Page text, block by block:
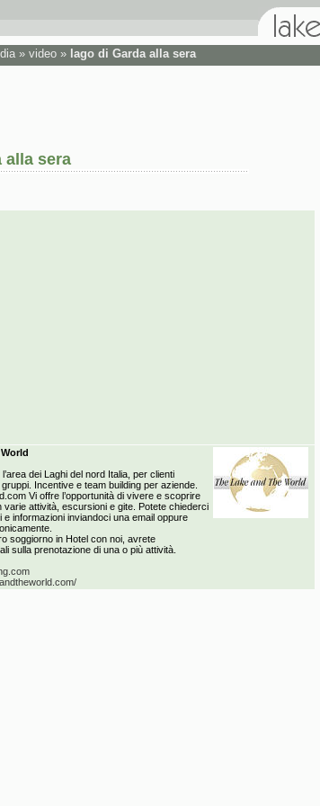
» video » lago di Garda alla sera
alla sera
dei Laghi del nord Italia, per clienti
Incentive e team building per aziende.
Vi offre l’opportunità di vivere e scoprire
varie attività, escursioni e gite. Potete chiederci
e informazioni inviandoci una email oppure
soggiorno in Hotel con noi, avrete
sulla prenotazione di una o più attività.